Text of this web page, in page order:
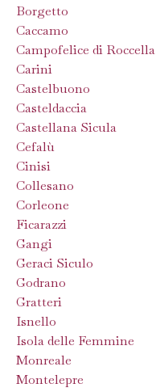
Borgetto
Caccamo
Campofelice di Roccella
Carini
Castelbuono
Casteldaccia
Castellana Sicula
Cefalù
Cinisi
Collesano
Corleone
Ficarazzi
Gangi
Geraci Siculo
Godrano
Gratteri
Isnello
Isola delle Femmine
Monreale
Montelepre